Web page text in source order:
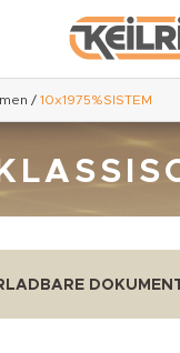
/ 10x1975%SISTEM